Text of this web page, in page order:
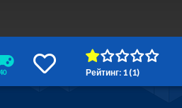
Рейтинг: 1 (1)